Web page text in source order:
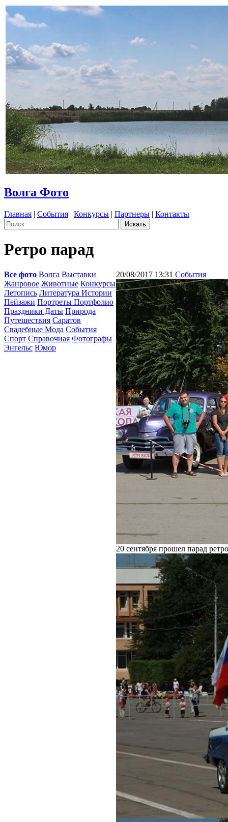
Волга Фото
Главная | События | Конкурсы | Партнеры | Контакты
Ретро парад
Все фото Волга Выставки
Жанровое Животные Конкурсы
Летопись Литература Истории
Пейзажи Портреты Портфолио
Праздники Даты Природа
Путешествия Саратов
Свадебные Мода События
Спорт Справочная Фотографы
Энгельс Юмор
20/08/2017 13:31 События
20 сентября прошел парад